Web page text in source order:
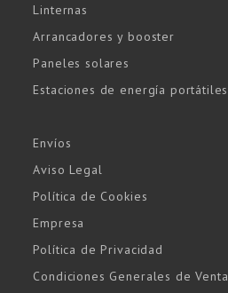
Linternas
Arrancadores y booster
Paneles solares
Estaciones de energía portátiles
Envíos
Aviso Legal
Política de Cookies
Empresa
Política de Privacidad
Condiciones Generales de Venta